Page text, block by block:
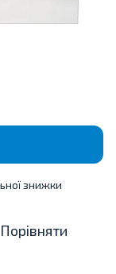
знижки
Порівняти